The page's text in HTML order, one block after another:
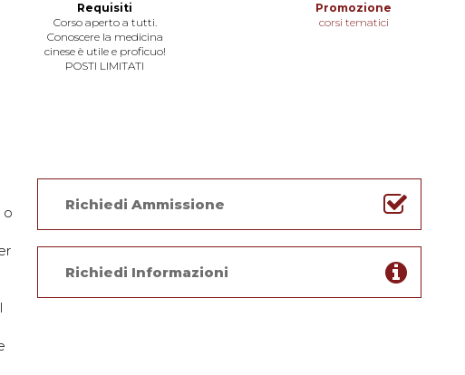
Requisiti
Corso aperto a tutti.
Conoscere la medicina
cinese è utile e proficuo!
POSTI LIMITATI
Promozione
corsi tematici
o
Richiedi Ammissione
Richiedi Informazioni